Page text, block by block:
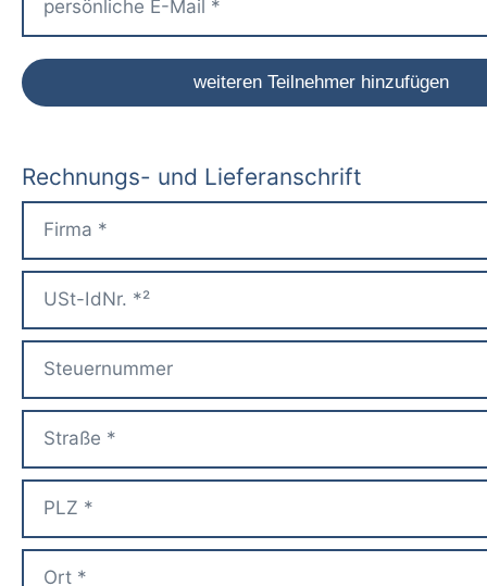
Rechnungs- und Lieferanschrift